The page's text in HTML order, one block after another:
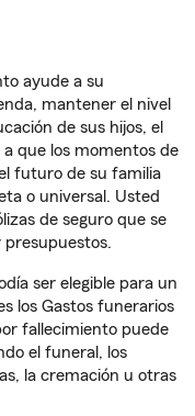
ayude a su
mantener el nivel
de sus hijos, el
que los momentos de
futuro de su familia
o universal. Usted
de seguro que se
presupuestos.
ser elegible para un
los Gastos funerarios
fallecimiento puede
el funeral, los
la cremación u otras